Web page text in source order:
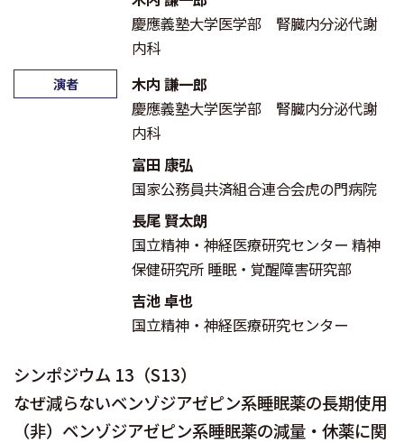
慶應義塾大学医学部 腎臓内分泌代謝
内科
演者
木内 謙一郎
慶應義塾大学医学部 腎臓内分泌代謝
内科
富田 康弘
国家公務員共済組合連合会虎の門病院
長尾 賢太朗
国立精神・神経医療研究センター 精神
保健研究所 睡眠・覚醒障害研究部
吉池 卓也
国立精神・神経医療研究センター
シンポジウム 13（S13）
なぜ減らないベンゾジアゼピン系睡眠薬の長期使用
（非）ベンゾジアゼピン系睡眠薬の減量・休薬に関